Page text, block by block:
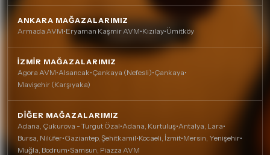
ANKARA MAĞAZALARIMIZ
Armada AVM•Eryaman Kaşmir AVM•Kızılay•Ümitköy
İZMIR MAĞAZALARIMIZ
Agora AVM•Alsancak•Çankaya (Nefesli)•Çankaya•
Mavişehir (Karşıyaka)
DIĞER MAĞAZALARIMIZ
Adana, Çukurova - Turgut Özal•Adana, Kurtuluş•Antalya, Lara•
Bursa, Nilüfer•Gaziantep, Şehitkamil•Kocaeli, İzmit•Mersin, Yenişehir•
Muğla, Bodrum•Samsun, Piazza AVM